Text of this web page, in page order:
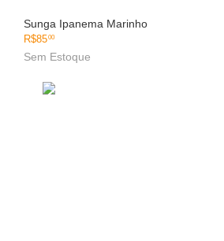
Sunga Ipanema Marinho
R$8500
Sem Estoque